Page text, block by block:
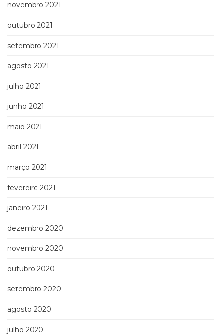
novembro 2021
outubro 2021
setembro 2021
agosto 2021
julho 2021
junho 2021
maio 2021
abril 2021
março 2021
fevereiro 2021
janeiro 2021
dezembro 2020
novembro 2020
outubro 2020
setembro 2020
agosto 2020
julho 2020